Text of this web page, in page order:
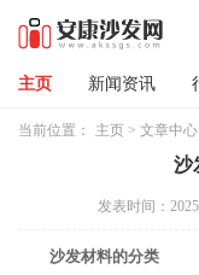
主页 新闻资讯
当前位置： 主页 > 文章中心
沙
发表时间：
沙发材料的分类